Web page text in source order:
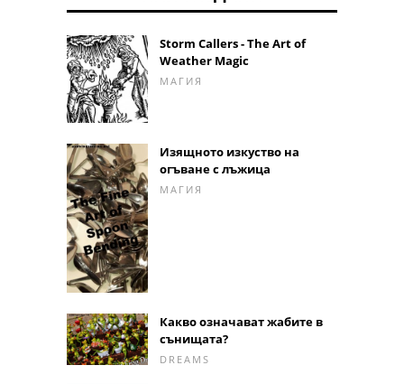
Storm Callers - The Art of
Weather Magic
МАГИЯ
Изящното изкуство на
огъване с лъжица
МАГИЯ
Какво означават жабите в
сънищата?
DREAMS